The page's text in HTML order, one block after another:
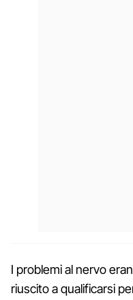
I problemi al nervo
riuscito a qualificarsi